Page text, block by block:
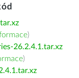
)
26.2.4.1.tar.xz
)